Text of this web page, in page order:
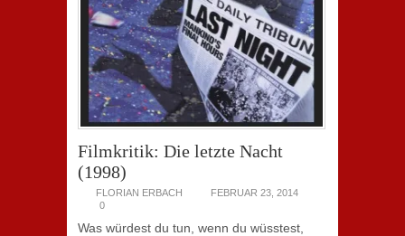
Filmkritik: Die letzte Nacht
(1998)
FLORIAN ERBACH
FEBRUAR 23, 2014
0
Was würdest du tun, wenn du wüsstest,